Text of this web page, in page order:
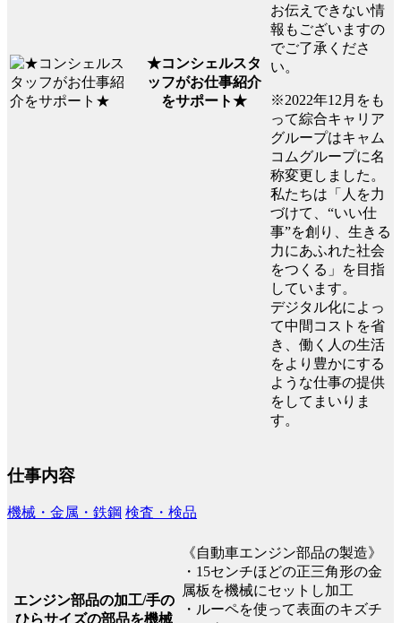
★コンシェルスタ
ッフがお仕事紹介
をサポート★
お伝えできない情
報もございますの
でご了承くださ
い。
※2022年12月をも
って綜合キャリア
グループはキャム
コムグループに名
称変更しました。
私たちは「人を力
づけて、“いい仕
事”を創り、生きる
力にあふれた社会
をつくる」を目指
しています。
デジタル化によっ
て中間コストを省
き、働く人の生活
をより豊かにする
ような仕事の提供
をしてまいりま
す。
仕事内容
機械・金属・鉄鋼 検査・検品
エンジン部品の加工/手の
ひらサイズの部品を機械
《自動車エンジン部品の製造》
・15センチほどの正三角形の金
属板を機械にセットし加工
・ルーペを使って表面のキズチ